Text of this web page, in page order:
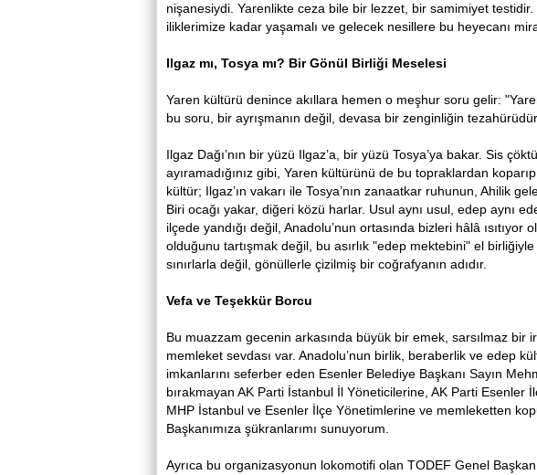
nişanesiydi. Yarenlikte ceza bile bir lezzet, bir samimiyet
iliklerimize kadar yaşamalı ve gelecek nesillere bu heyecanı
Ilgaz mı, Tosya mı? Bir Gönül Birliği Meselesi
Yaren kültürü denince akıllara hemen o meşhur soru gelir: "Yaren
bu soru, bir ayrışmanın değil, devasa bir zenginliğin tezahürüdür.
Ilgaz Dağı’nın bir yüzü Ilgaz’a, bir yüzü Tosya’ya bakar. Sis
ayıramadığınız gibi, Yaren kültürünü de bu topraklardan
kültür; Ilgaz’ın vakarı ile Tosya’nın zanaatkar ruhunun, Ahilik
Biri ocağı yakar, diğeri közü harlar. Usul aynı usul, edep aynı
ilçede yandığı değil, Anadolu’nun ortasında bizleri hâlâ ısıtıyor
olduğunu tartışmak değil, bu asırlık "edep mektebini" el
sınırlarla değil, gönüllerle çizilmiş bir coğrafyanın adıdır.
Vefa ve Teşekkür Borcu
Bu muazzam gecenin arkasında büyük bir emek, sarsılmaz bir
memleket sevdası var. Anadolu’nun birlik, beraberlik ve edep
imkanlarını seferber eden Esenler Belediye Başkanı Sayın
bırakmayan AK Parti İstanbul İl Yöneticilerine, AK Parti Esenler
MHP İstanbul ve Esenler İlçe Yönetimlerine ve memleketten
Başkanımıza şükranlarımı sunuyorum.
Ayrıca bu organizasyonun lokomotifi olan TODEF Genel